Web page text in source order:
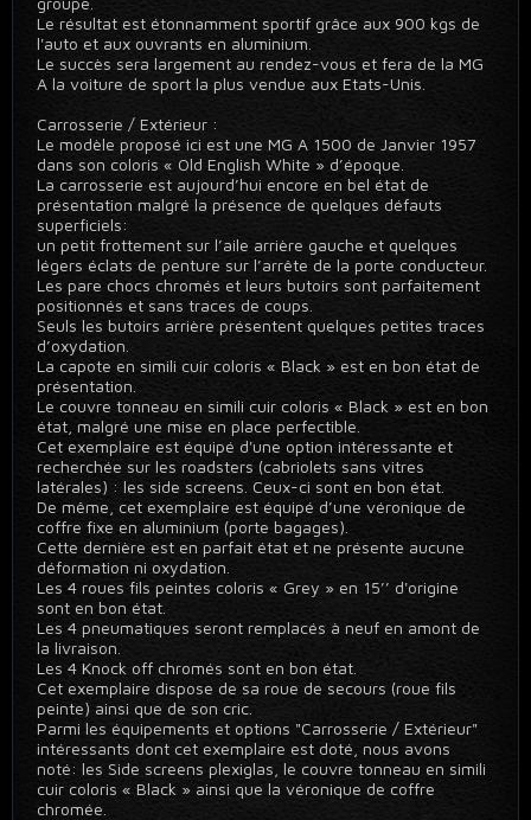
Le résultat est étonnamment sportif grâce aux 900 kgs de
l'auto et aux ouvrants en aluminium.
Le succès sera largement au rendez-vous et fera de la MG
A la voiture de sport la plus vendue aux Etats-Unis.
Carrosserie / Extérieur :
Le modèle proposé ici est une MG A 1500 de Janvier 1957
dans son coloris « Old English White » d’époque.
La carrosserie est aujourd’hui encore en bel état de
présentation malgré la présence de quelques défauts
superficiels:
un petit frottement sur l’aile arrière gauche et quelques
légers éclats de penture sur l’arrête de la porte conducteur.
Les pare chocs chromés et leurs butoirs sont parfaitement
positionnés et sans traces de coups.
Seuls les butoirs arrière présentent quelques petites traces
d’oxydation.
La capote en simili cuir coloris « Black » est en bon état de
présentation.
Le couvre tonneau en simili cuir coloris « Black » est en bon
état, malgré une mise en place perfectible.
Cet exemplaire est équipé d'une option intéressante et
recherchée sur les roadsters (cabriolets sans vitres
latérales) : les side screens. Ceux-ci sont en bon état.
De même, cet exemplaire est équipé d’une véronique de
coffre fixe en aluminium (porte bagages).
Cette dernière est en parfait état et ne présente aucune
déformation ni oxydation.
Les 4 roues fils peintes coloris « Grey » en 15’’ d'origine
sont en bon état.
Les 4 pneumatiques seront remplacés à neuf en amont de
la livraison.
Les 4 Knock off chromés sont en bon état.
Cet exemplaire dispose de sa roue de secours (roue fils
peinte) ainsi que de son cric.
Parmi les équipements et options "Carrosserie / Extérieur"
intéressants dont cet exemplaire est doté, nous avons
noté: les Side screens plexiglas, le couvre tonneau en simili
cuir coloris « Black » ainsi que la véronique de coffre
chromée.